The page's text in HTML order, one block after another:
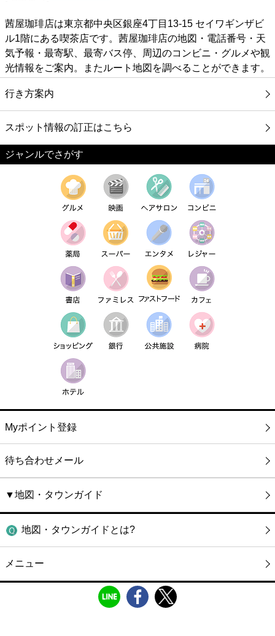
茜屋珈琲店は東京都中央区銀座4丁目13-15 セイワギンザビ
ル1階にある喫茶店です。茜屋珈琲店の地図・電話番号・天
気予報・最寄駅、最寄バス停、周辺のコンビニ・グルメや観
光情報をご案内。またルート地図を調べることができます。
行き方案内
スポット情報の訂正はこちら
ジャンルでさがす
Myポイント登録
待ち合わせメール
▼地図・タウンガイド
地図・タウンガイドとは?
メニュー